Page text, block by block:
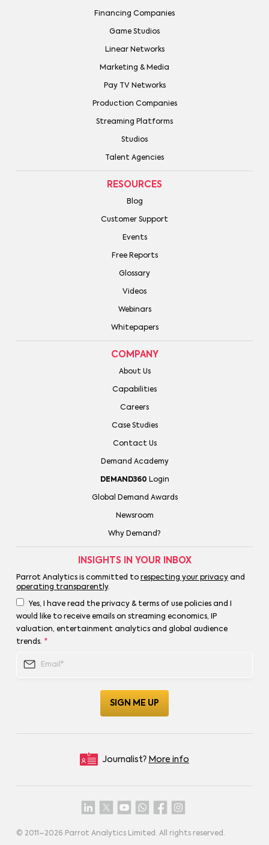
Financing Companies
Game Studios
Linear Networks
Marketing & Media
Pay TV Networks
Production Companies
Streaming Platforms
Studios
Talent Agencies
RESOURCES
Blog
Customer Support
Events
Free Reports
Glossary
Videos
Webinars
Whitepapers
COMPANY
About Us
Capabilities
Careers
Case Studies
Contact Us
Demand Academy
DEMAND360 Login
Global Demand Awards
Newsroom
Why Demand?
INSIGHTS IN YOUR INBOX
Parrot Analytics is committed to respecting your privacyand
operating transparently.
Yes, I have read the privacy & terms of use policies and I
would like to receive emails on streaming economics, IP
valuation, entertainment analytics and global audience
trends. *
Journalist? More info
© 2011–2026 Parrot Analytics Limited. All rights reserved.